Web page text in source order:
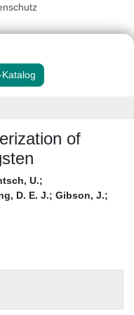
of
U.;
D. E. J.; Gibson, J.;